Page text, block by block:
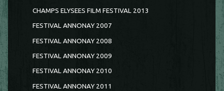
CHAMPS ELYSEES FILM FESTIVAL 2013
FESTIVAL ANNONAY 2007
FESTIVAL ANNONAY 2008
FESTIVAL ANNONAY 2009
FESTIVAL ANNONAY 2010
FESTIVAL ANNONAY 2011